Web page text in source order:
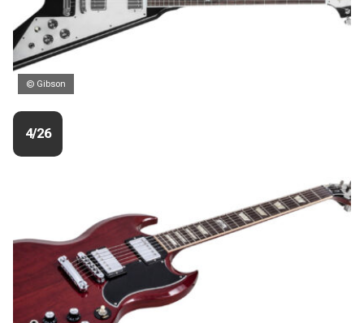
© Gibson
4/26